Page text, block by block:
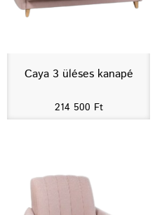
Caya 3 üléses kanapé
214 500 Ft